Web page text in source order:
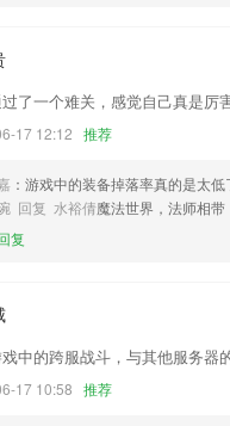
知识升级。
录播放位置,不用担心下次找不到
盖了初高中涉及到的全部文言文
新了什么?
漫，惊悚恐怖悬疑漫，还有流
界面美化
体育APP的介绍，如果您喜欢
了一个难关，感觉自己真是厉
17 12:12 推荐
：游戏中的装备掉落率真的是太
回复 水裕倩魔法世界，法师相带
复
中的跨服战斗，与其他服务器
17 10:58 推荐